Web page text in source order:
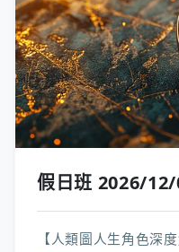
假日班 2026/
【人類圖人生角色深